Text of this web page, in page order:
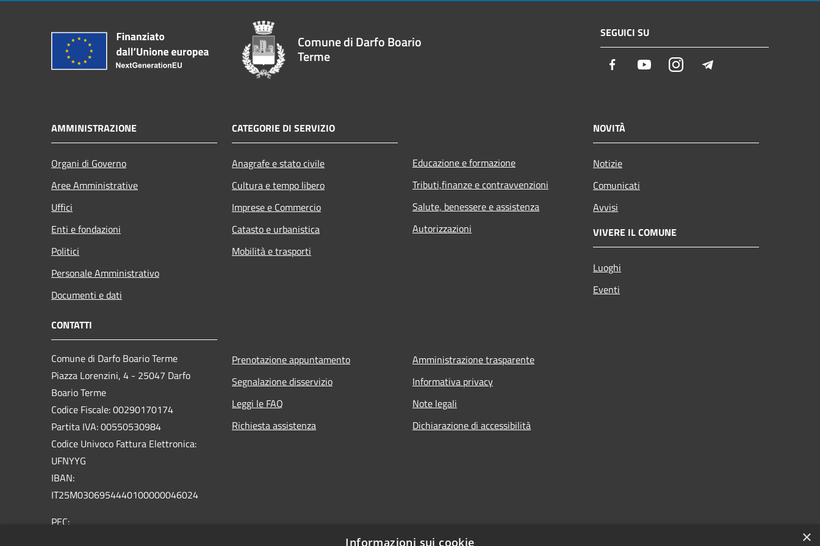
Comune di Darfo Boario
Terme
SEGUICI SU
Facebook YoutubeInstagram
AMMINISTRAZIONE
Organi di Governo
Aree Amministrative
Uffici
Enti e fondazioni
Politici
Personale Amministrativo
Documenti e dati
CATEGORIE DI SERVIZIO
Anagrafe e stato civile
Cultura e tempo libero
Imprese e Commercio
Catasto e urbanistica
Mobilità e trasporti
Educazione e formazione
Tributi,finanze e contravvenzioni
Salute, benessere e assistenza
Autorizzazioni
NOVITÀ
Notizie
Comunicati
Avvisi
VIVERE IL COMUNE
Luoghi
Eventi
CONTATTI
Comune di Darfo Boario Terme
Piazza Lorenzini, 4 - 25047 Darfo
Boario Terme
Codice Fiscale: 00290170174
Partita IVA: 00550530984
Codice Univoco Fattura Elettronica:
UFNYYG
IBAN:
IT25M0306954440100000046024
PEC:
Prenotazione appuntamento
Segnalazione disservizio
Leggi le FAQ
Richiesta assistenza
Amministrazione trasparente
Informativa privacy
Note legali
Dichiarazione di accessibilità
×
Informazioni sui cookie